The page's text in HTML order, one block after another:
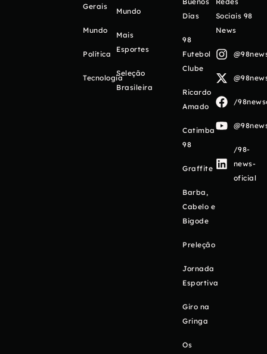
Gerais
Mundo
Política
Tecnologia
Mundo
Mais
Esportes
Seleção
Brasileira
Días
98
Futebol
Clube
Ricardo
Amado
Catimba
98
Graffite
Barba,
Cabelo e
Bigode
Preleção
Jornada
Esportiva
Giro na
Gringa
Os
Sociais 98
News
/
/98-
news-
oficial